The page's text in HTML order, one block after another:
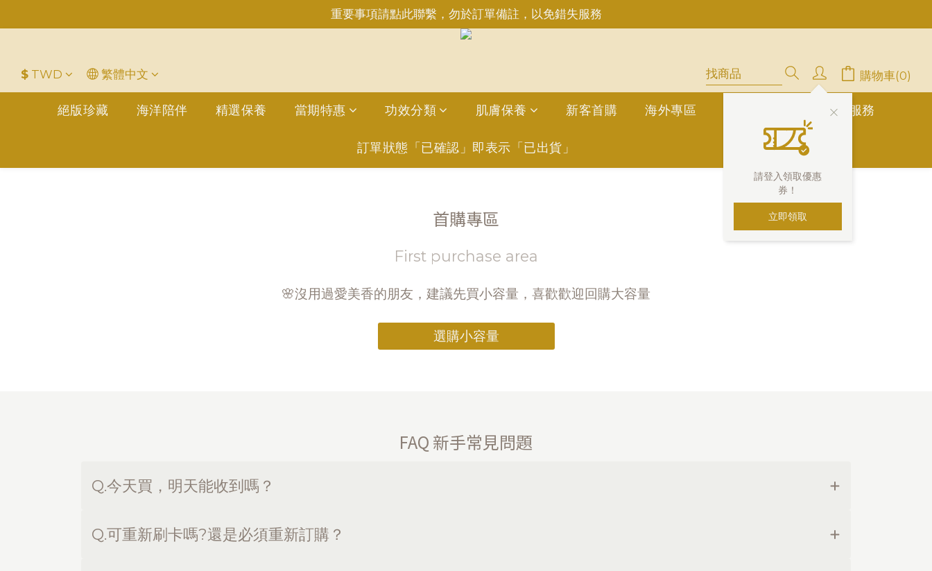
重要事項請點此聯繫，勿於訂單備註，以免錯失服務
重要事項請點此聯繫，勿於訂單備註，以免錯失服務
平日6:50前完成訂購，現貨品當日發貨｜訂單「已確認＝發貨中」
＋LINE好友折價100元✅歡迎LINE：＠aimershine 上班時間內專人回覆(WhatsAPP已停用，請LINE, FB聯繫愛美香)
$ TWD 繁體中文
請登入領取優惠
券！
立即領取
購物車(0)
絕版珍藏 海洋陪伴 精選保養 當期特惠 功效分類 肌膚保養 新客首購 海外專區 1對1真人服務
訂單狀態「已確認」即表示「已出貨」
首購專區
First purchase area
🌸沒用過愛美香的朋友，建議先買小容量，喜歡歡迎回購大容量
選購小容量
FAQ 新手常見問題
Q.今天買，明天能收到嗎？
Q.可重新刷卡嗎?還是必須重新訂購？